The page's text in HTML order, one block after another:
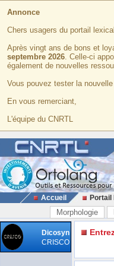
Annonce
Chers usagers du portail
Après vingt ans de bons et
septembre 2026. Celle-ci
également de nouvelles
Vous pouvez tester la
En vous remerciant,
L'équipe du CNRTL
Accueil Portail
Morphologie
Dicosyn
CRISCO